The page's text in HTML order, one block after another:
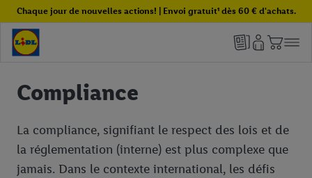
Chaque jour de nouvelles actions! | Envoi gratuit¹ dès 60 € d'achats.
Compliance
La compliance, signifiant le respect des lois et de
la réglementation (interne) est plus complexe que
jamais. Dans le contexte international, les défis